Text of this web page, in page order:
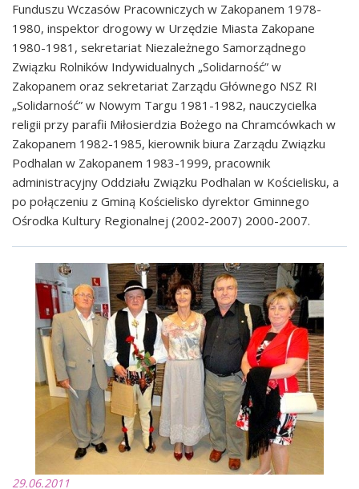
Funduszu Wczasów Pracowniczych w Zakopanem 1978-
1980, inspektor drogowy w Urzędzie Miasta Zakopane
1980-1981, sekretariat Niezależnego Samorządnego
Związku Rolników Indywidualnych „Solidarność” w
Zakopanem oraz sekretariat Zarządu Głównego NSZ RI
„Solidarność” w Nowym Targu 1981-1982, nauczycielka
religii przy parafii Miłosierdzia Bożego na Chramcówkach w
Zakopanem 1982-1985, kierownik biura Zarządu Związku
Podhalan w Zakopanem 1983-1999, pracownik
administracyjny Oddziału Związku Podhalan w Kościelisku, a
po połączeniu z Gminą Kościelisko dyrektor Gminnego
Ośrodka Kultury Regionalnej (2002-2007) 2000-2007.
29.06.2011